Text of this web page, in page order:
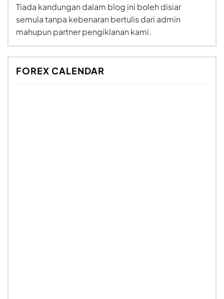
Tiada kandungan dalam blog ini boleh disiar
semula tanpa kebenaran bertulis dari admin
mahupun partner pengiklanan kami.
FOREX CALENDAR